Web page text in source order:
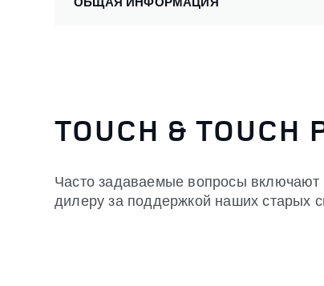
TOUCH & TOUCH
Часто задаваемые вопросы включают
дилеру за поддержкой наших старых